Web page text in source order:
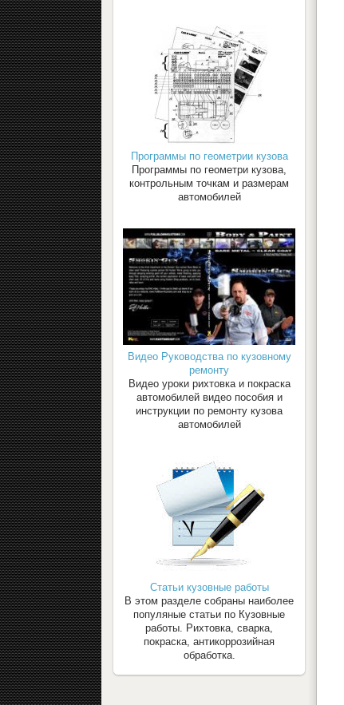
Программы по геометрии кузова
Программы по геометри кузова,
контрольным точкам и размерам
автомобилей
Видео Руководства по кузовному
ремонту
Видео уроки рихтовка и покраска
автомобилей видео пособия и
инструкции по ремонту кузова
автомобилей
Статьи кузовные работы
В этом разделе собраны наиболее
популяные статьи по Кузовные
работы. Рихтовка, сварка,
покраска, антикоррозийная
обработка.